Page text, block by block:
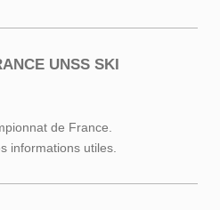
UNSS SKI
de France.
informations utiles.